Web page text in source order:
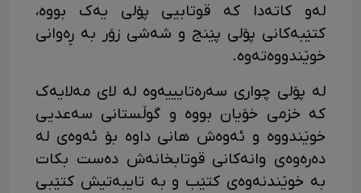
لەو کاتەدا کە قوتابیی پۆلی یەک بووە،
کتێبەکانی پۆلی پێنج و شەشی زۆر بە ڕەوانی
خوێندووەتەوە.
لە پۆلی چواری سەرەتایییەوە لە لای مەلایەک
کە خزمی خۆیان بووە و گوڵستانی سەعدیی
خوێندووە و ئەوەش هانی داوە بۆ ئەوەی لە
دەرەوەی وانەکانی قوتابخانەش دەست بکات
بە خوێندنەوەی کتێب و بە تایبەتیش کتێبی